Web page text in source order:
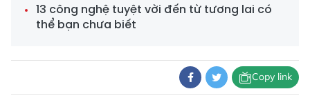
13 công nghệ tuyệt vời đến từ tương lai có
thể bạn chưa biết
Copy link